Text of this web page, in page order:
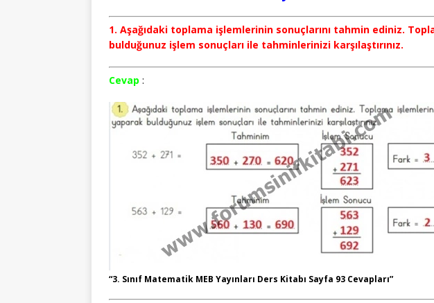
1. Aşağıdaki toplama işlemlerinin sonuçlarını tahmin ediniz.
bulduğunuz işlem sonuçları ile tahminlerinizi karşılaştırınız.
Cevap :
“3. Sınıf Matematik MEB Yayınları Ders Kitabı Sayfa 93 Cevapları”